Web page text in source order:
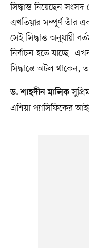
সিদ্ধান্ত নিয়েছেন সংসদ
এখতিয়ার সম্পূর্ণ তাঁর
সেই সিদ্ধান্ত অনুযায়ী
নির্বাচন হতে যাচ্ছে।
সিদ্ধান্তে অটল থাকেন,
ড. শাহদীন মালিক
এশিয়া প্যাসিফিকের